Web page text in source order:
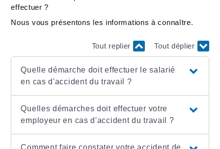
effectuer ?
Nous vous présentons les informations à connaître.
Tout replier Tout déplier
Quelle démarche doit effectuer le salarié
en cas d'accident du travail ?
Quelles démarches doit effectuer votre
employeur en cas d'accident du travail ?
Comment faire constater votre accident de